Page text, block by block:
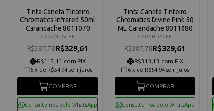
Tinta Caneta Tinteiro
Chromatics Infrared 50ml
Carandache 8011070
CARANDACHE
R$387,78R$329,61
R$313,13 com PIX
6 x de R$54,94 sem juros
COMPRAR
Consulte-nos pelo WhatsApp
Tinta Caneta Tinteiro
Chromatics Divine Pink 50
ML Carandache 8011080
CARANDACHE
R$387,78R$329,61
R$313,13 com PIX
6 x de R$54,94 sem juros
COMPRAR
Consulte-nos pelo WhatsApp